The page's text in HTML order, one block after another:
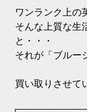
ワンランク上の
そんな上質な生
と・・・
それが「ブルー
買い取りさせて